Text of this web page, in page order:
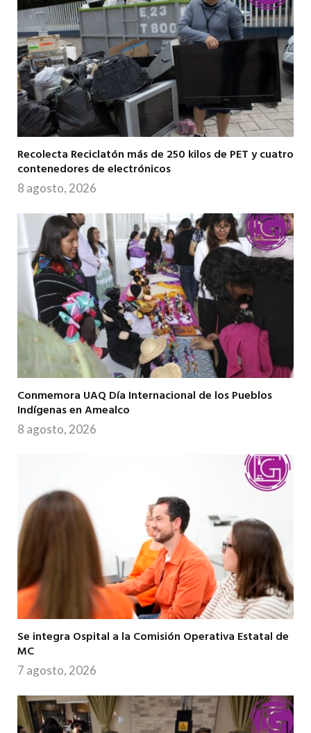
Recolecta Reciclatón más de 250 kilos de PET y cuatro
contenedores de electrónicos
8 agosto, 2026
Conmemora UAQ Día Internacional de los Pueblos
Indígenas en Amealco
8 agosto, 2026
Se integra Ospital a la Comisión Operativa Estatal de
MC
7 agosto, 2026